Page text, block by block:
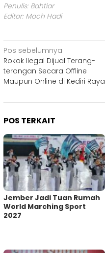
Penulis: Bahtiar
Editor: Moch Hadi
Navigasi
pos
Pos sebelumnya
Rokok Ilegal Dijual Terang-
terangan Secara Offline
Maupun Online di Kediri Raya
POS TERKAIT
Jember Jadi Tuan Rumah
World Marching Sport
2027